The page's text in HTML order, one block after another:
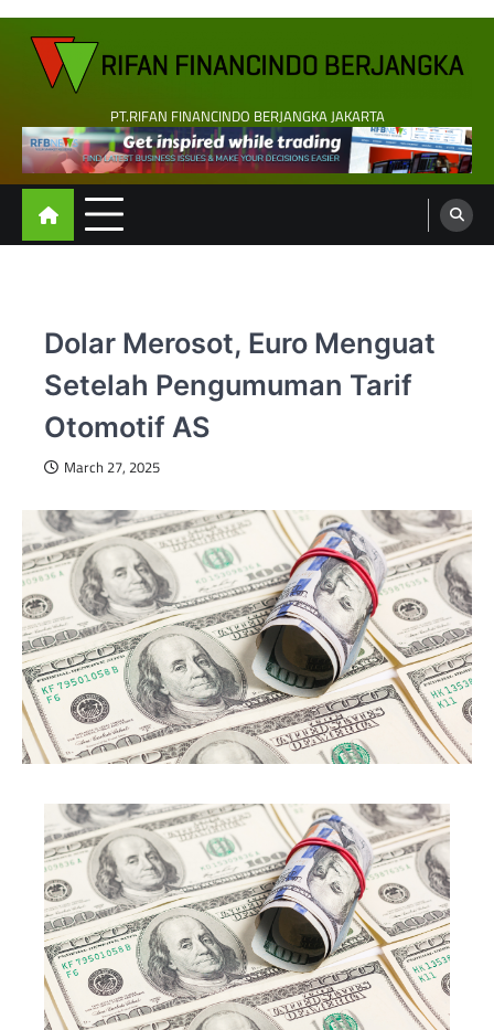
Skip
content
PT.RIFAN FINANCINDO BERJANGKA JAKARTA
Dolar Merosot, Euro Menguat
Setelah Pengumuman Tarif
Otomotif AS
March 27, 2025